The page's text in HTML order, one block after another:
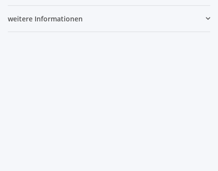
weitere Informationen